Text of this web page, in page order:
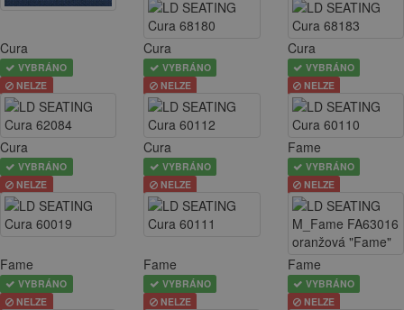
Cura
VYBRÁNO
NELZE
Cura
VYBRÁNO
NELZE
Cura
VYBRÁNO
NELZE
Cura
VYBRÁNO
NELZE
Cura
VYBRÁNO
NELZE
Fame
VYBRÁNO
NELZE
Fame
VYBRÁNO
NELZE
Fame
VYBRÁNO
NELZE
Fame
VYBRÁNO
NELZE